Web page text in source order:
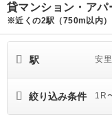
貸マンション・ア
※近くの2駅（750m以内）
駅 安里
絞り込み条件 1R